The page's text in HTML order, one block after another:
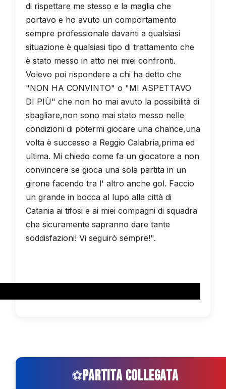
di rispettare me stesso e la maglia che
portavo e ho avuto un comportamento
sempre professionale davanti a qualsiasi
situazione è qualsiasi tipo di trattamento che
è stato messo in atto nei miei confronti.
Volevo poi rispondere a chi ha detto che
"NON HA CONVINTO" o "MI ASPETTAVO
DI PIÙ" che non ho mai avuto la possibilità di
sbagliare,non sono mai stato messo nelle
condizioni di potermi giocare una chance,una
volta è successo a Reggio Calabria,prima ed
ultima. Mi chiedo come fa un giocatore a non
convincere se gioca una sola partita in un
girone facendo tra l' altro anche gol. Faccio
un grande in bocca al lupo alla città di
Catania ai tifosi e ai miei compagni di squadra
che sicuramente sapranno dare tante
soddisfazioni! Vi seguirò sempre!".
⚽PARTITA COLLEGATA